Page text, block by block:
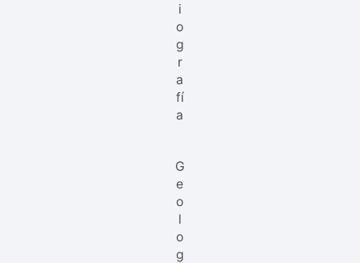
i
o
g
r
a
fí
a
G
e
o
l
o
g